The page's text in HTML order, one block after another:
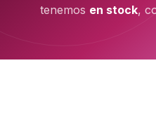
tenemos en stock,